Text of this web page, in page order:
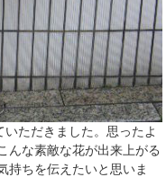
いただきました。思ったよ
んな素敵な花が出来上がる
持ちを伝えたいと思いま